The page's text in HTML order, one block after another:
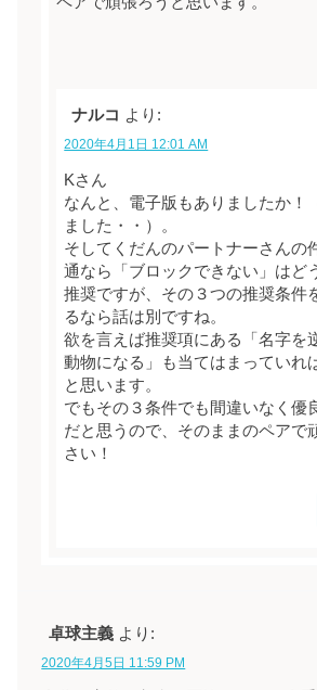
ナルコ より:
2020年4月1日 12:01 AM
Kさん
なんと、電子版もありましたか！
ました・・）。
そしてくだんのパートナーさんの
通なら「ブロックできない」はど
推奨ですが、その３つの推奨条件
るなら話は別ですね。
欲を言えば推奨項にある「名字を
動物になる」も当てはまっていれ
と思います。
でもその３条件でも間違いなく優
だと思うので、そのままのペアで
さい！
卓球主義 より:
2020年4月5日 11:59 PM